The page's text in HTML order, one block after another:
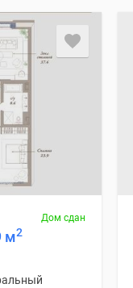
Дом сдан
м2